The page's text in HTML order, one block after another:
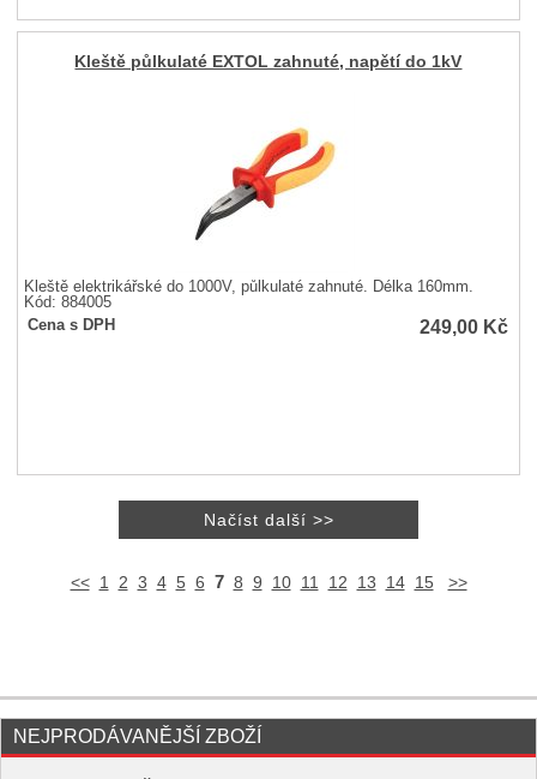
Kleště půlkulaté EXTOL zahnuté, napětí do 1kV
Kleště elektrikářské do 1000V, půlkulaté zahnuté. Délka 160mm.
Kód: 884005
Cena s DPH
249,00 Kč
<< 1 2 3 4 5 6 7 8 9 10 11 12 13 14 15 >>
NEJPRODÁVANĚJŠÍ ZBOŽÍ